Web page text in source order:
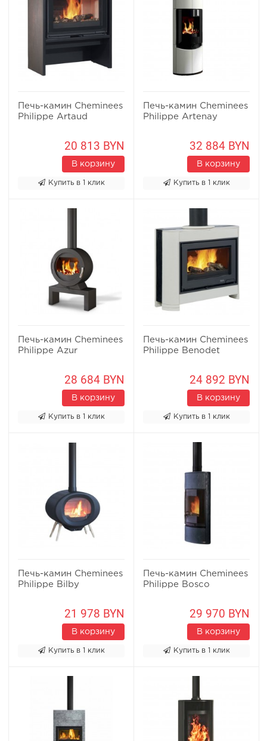
Печь-камин Cheminees
Philippe Artaud
20 813 BYN
В корзину
Купить в 1 клик
Печь-камин Cheminees
Philippe Artenay
32 884 BYN
В корзину
Купить в 1 клик
Печь-камин Cheminees
Philippe Azur
28 684 BYN
В корзину
Купить в 1 клик
Печь-камин Cheminees
Philippe Benodet
24 892 BYN
В корзину
Купить в 1 клик
Печь-камин Cheminees
Philippe Bilby
21 978 BYN
В корзину
Купить в 1 клик
Печь-камин Cheminees
Philippe Bosco
29 970 BYN
В корзину
Купить в 1 клик